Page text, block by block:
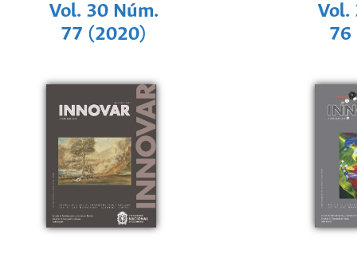
Vol. 30 Núm.
77 (2020)
Vol.
76